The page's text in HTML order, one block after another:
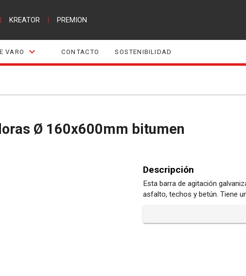
KREATOR PREMION
VARO CONTACTO SOSTENIBILIDAD
Ø 160x600mm bitumen
Descripción
Esta barra de agitación
asfalto, techos y betún. Tiene